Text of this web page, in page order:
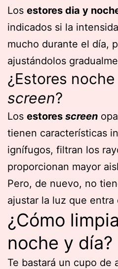
Los estores dia y
indicados si la
mucho durante el día,
ajustándolos
¿Estores
screen?
Los estores screen
tienen características
ignífugos, filtran los
proporcionan mayor
Pero, de nuevo, no
ajustar la luz que entra
¿Cómo
noche y día?
Te bastará un cupo de